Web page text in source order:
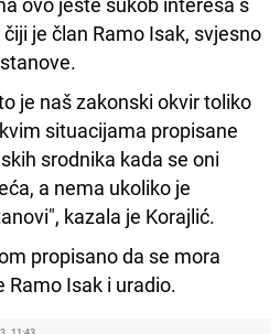
je član Ramo Isak, svjesno
je naš zakonski okvir toliko
situacijama propisane
srodnika kada se oni
a nema ukoliko je
kazala je Korajlić.
propisano da se mora
Ramo Isak i uradio.